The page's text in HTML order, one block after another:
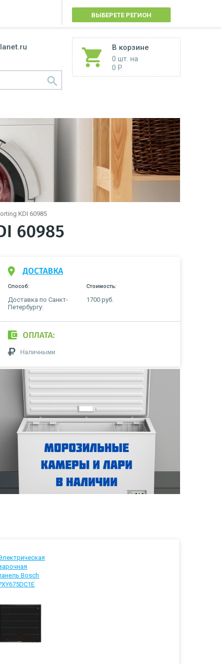
ВЫБЕРЕТЕ РЕГИОН
В корзине
0 шт. на
0 Р
KDI 60985
60985
ДОСТАВКА
Способ: Стоимость:
Доставка по Санкт-
Петербургу:
1700 руб.
ОПЛАТА:
Наличными
Bosch